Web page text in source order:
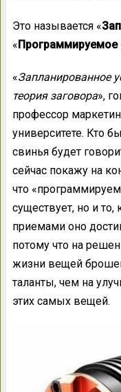
Это называется «
«Программируемое
«Запланированное
теория заговора»,
профессор
университете. Кто
свинья будет
сейчас покажу на
что
существует, но и
приемами оно
потому что на
жизни вещей
таланты, чем на
этих самых вещей.